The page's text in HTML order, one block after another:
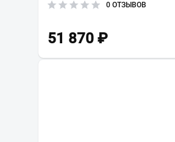
0 ОТЗЫВОВ
51 870 ₽